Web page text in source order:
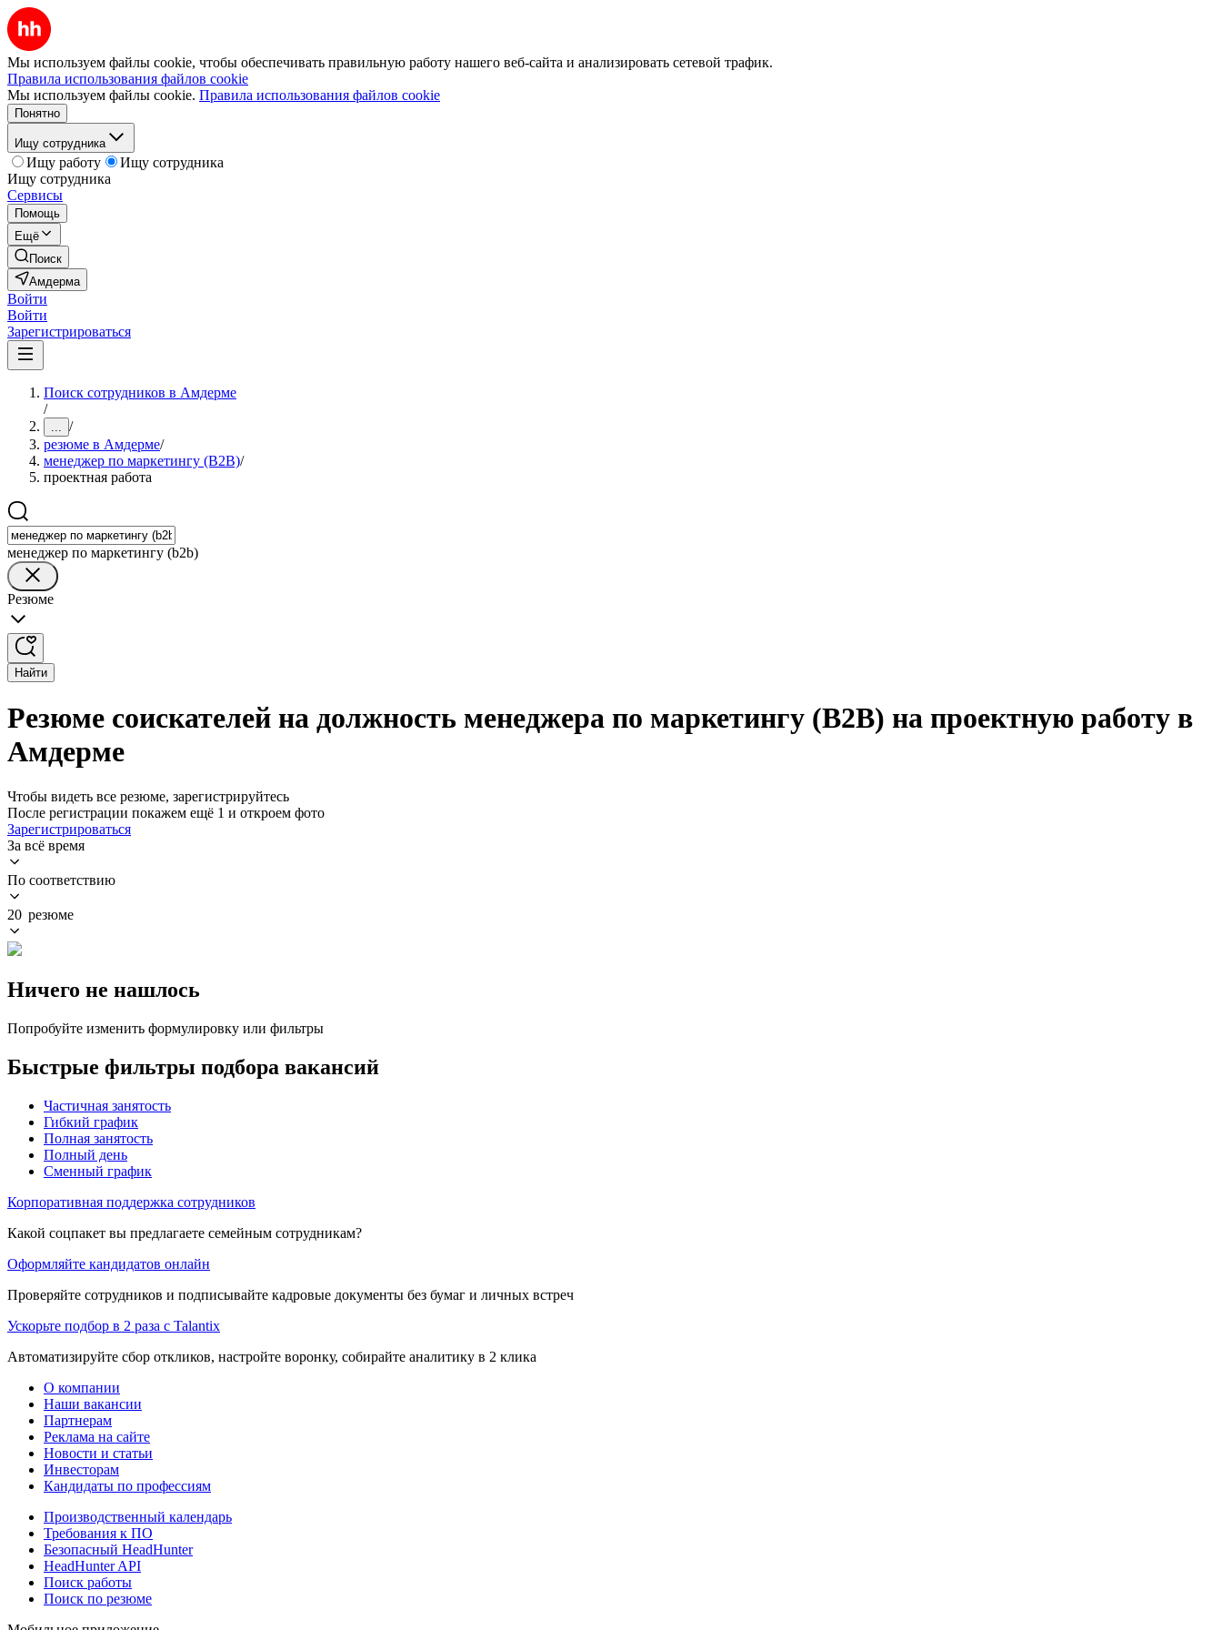
Мы используем файлы cookie, чтобы обеспечивать правильную работу нашего веб-сайта и анализировать сетевой трафик.
Правила использования файлов cookie
Мы используем файлы cookie. Правила использования файлов cookie
Понятно
Ищу сотрудника
Ищу работу
Ищу сотрудника
Ищу сотрудника
Сервисы
Помощь
Ещё
Поиск
Амдерма
Войти
Войти
Зарегистрироваться
Поиск сотрудников в Амдерме
/
... /
резюме в Амдерме/
менеджер по маркетингу (B2B)/
проектная работа
менеджер по маркетингу (b2b)
Резюме
Найти
Резюме соискателей на должность менеджера по маркетингу (B2B) на проектную работу в
Амдерме
Чтобы видеть все резюме, зарегистрируйтесь
После регистрации покажем ещё 1 и откроем фото
Зарегистрироваться
За всё время
По соответствию
20 резюме
Ничего не нашлось
Попробуйте изменить формулировку или фильтры
Быстрые фильтры подбора вакансий
Частичная занятость
Гибкий график
Полная занятость
Полный день
Сменный график
Корпоративная поддержка сотрудников
Какой соцпакет вы предлагаете семейным сотрудникам?
Оформляйте кандидатов онлайн
Проверяйте сотрудников и подписывайте кадровые документы без бумаг и личных встреч
Ускорьте подбор в 2 раза с Talantix
Автоматизируйте сбор откликов, настройте воронку, собирайте аналитику в 2 клика
О компании
Наши вакансии
Партнерам
Реклама на сайте
Новости и статьи
Инвесторам
Кандидаты по профессиям
Производственный календарь
Требования к ПО
Безопасный HeadHunter
HeadHunter API
Поиск работы
Поиск по резюме